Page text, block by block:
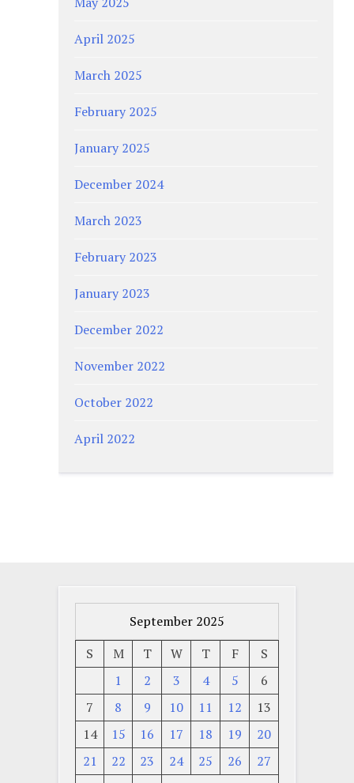
April 2025
March 2025
February 2025
January 2025
December 2024
March 2023
February 2023
January 2023
December 2022
November 2022
October 2022
April 2022
September 2025
S
M T W T F
S
1
2 3 4 5
6
7
8 9 10 11 12
13
14
15 16 17 18 19
20
21
22 23 24 25 26
27